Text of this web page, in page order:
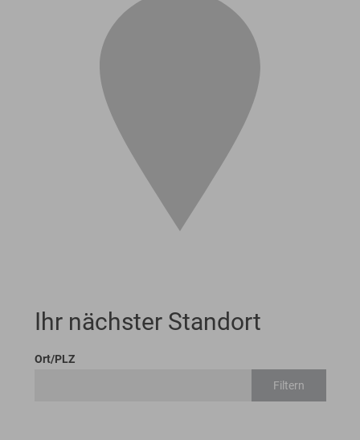
Ihr nächster Standort
Ort/PLZ
Filtern